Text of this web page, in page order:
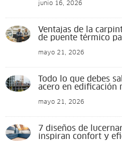
junio 16, 2026
Ventajas de la
de puente térmico
mayo 21, 2026
Todo lo que debes
acero en edificación
mayo 21, 2026
7 diseños de
inspiran confort y